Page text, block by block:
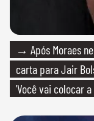
→ Após Moraes
carta para Jair
'Você vai colocar